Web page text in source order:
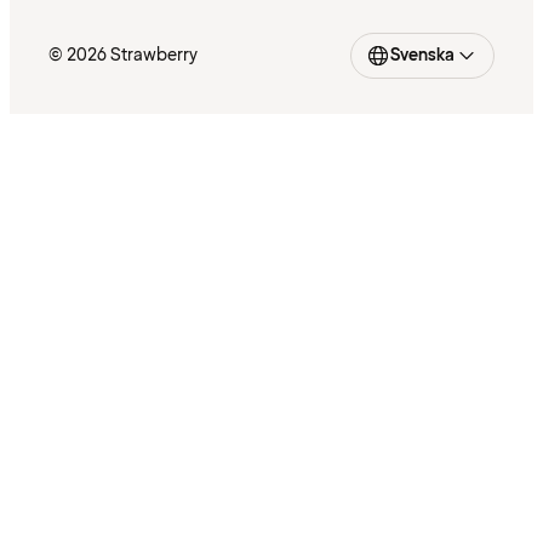
© 2026 Strawberry Svenska